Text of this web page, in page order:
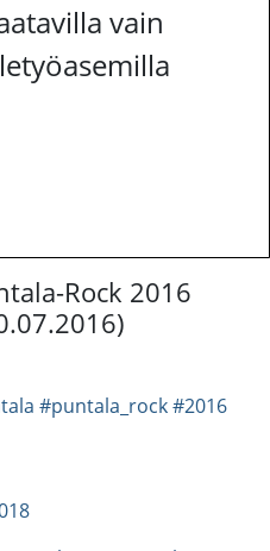
vain
Rock 2016
#puntala_rock#2016